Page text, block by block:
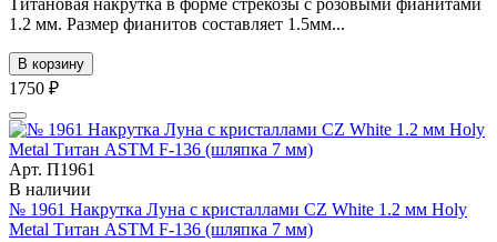
1.2 мм. Размер фианитов составляет 1.5мм...
В корзину
1750 ₽
Арт. П1961
В наличии
№ 1961 Накрутка Луна с кристаллами CZ White 1.2 мм Holy
Metal Титан ASTM F-136 (шляпка 7 мм)